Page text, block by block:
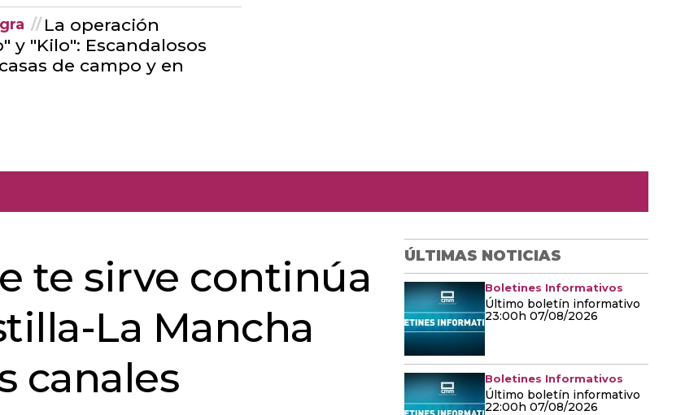
La operación
y "Kilo": Escandalosos
de campo y en
te sirve continúa
La Mancha
canales
ÚLTIMAS NOTICIAS
Boletines Informativos
Último boletín informativo
23:00h 07/08/2026
Boletines Informativos
Último boletín informativo
22:00h 07/08/2026